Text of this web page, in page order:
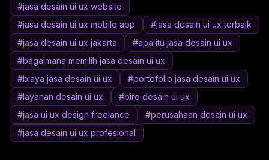
#jasa desain ui ux website
#jasa desain ui ux mobile app
#jasa desain ui ux terbaik
#jasa desain ui ux jakarta
#apa itu jasa desain ui ux
#bagaimana memilih jasa desain ui ux
#biaya jasa desain ui ux
#portofolio jasa desain ui ux
#layanan desain ui ux
#biro desain ui ux
#jasa ui ux design freelance
#perusahaan desain ui ux
#jasa desain ui ux profesional